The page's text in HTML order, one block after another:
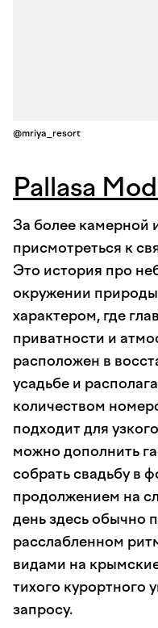
@mriya_resort
Pallasa
За более камерной
присмотреться к
Это история про
окружении
характером, где
приватности и
расположен в
усадьбе и
количеством
подходит для
можно дополнить
собрать свадьбу в
продолжением на
день здесь обычно
расслабленном
видами на
тихого курортного
запросу.